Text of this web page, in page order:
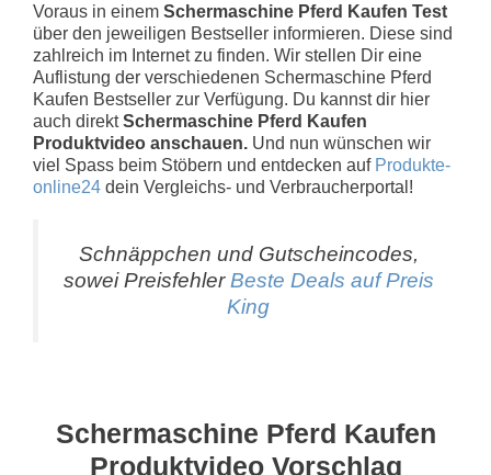
Voraus in einem Schermaschine Pferd Kaufen Test
über den jeweiligen Bestseller informieren. Diese sind
zahlreich im Internet zu finden. Wir stellen Dir eine
Auflistung der verschiedenen Schermaschine Pferd
Kaufen Bestseller zur Verfügung. Du kannst dir hier
auch direktSchermaschine Pferd Kaufen
Produktvideo anschauen. Und nun wünschen wir
viel Spass beim Stöbern und entdecken auf Produkte-
online24 dein Vergleichs- und Verbraucherportal!
Schnäppchen und Gutscheincodes,
sowei Preisfehler Beste Deals auf Preis
King
Schermaschine Pferd Kaufen
Produktvideo Vorschlag